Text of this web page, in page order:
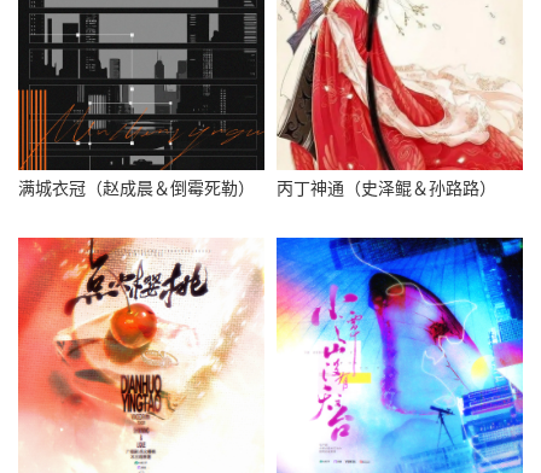
满城衣冠（赵成晨＆倒霉死勒） 丙丁神通（史泽鲲＆孙路路）